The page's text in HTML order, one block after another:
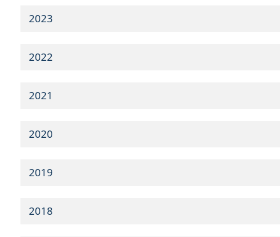
2023
2022
2021
2020
2019
2018